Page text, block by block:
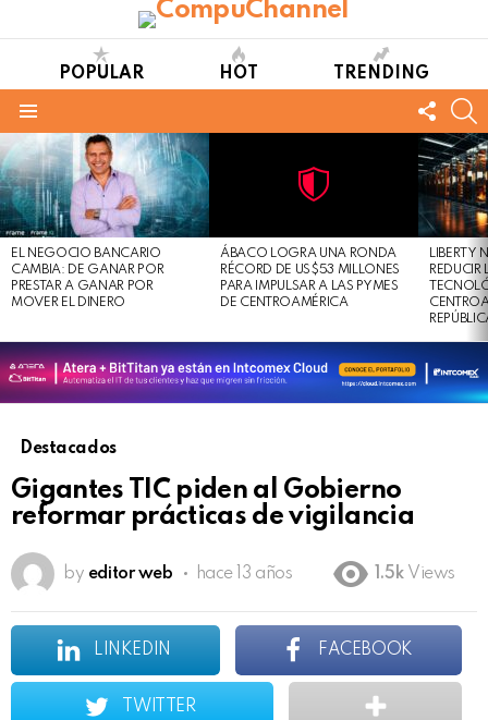
POPULAR HOT TRENDING
US
LATEST
STORIES
EL NEGOCIO BANCARIO
CAMBIA: DE GANAR POR
PRESTAR A GANAR POR
MOVER EL DINERO
Safe
For
Work
view
this
post
ÁBACO LOGRA UNA RONDA
RÉCORD DE US$53 MILLONES
PARA IMPULSAR A LAS PYMES
DE CENTROAMÉRICA
LIBERTY
REDUCIR
Destacados
Gigantes TIC piden al Gobierno
reformar prácticas de vigilancia
by editor web hace 13 años 1.5k Views
LINKEDIN FACEBOOK
TWITTER